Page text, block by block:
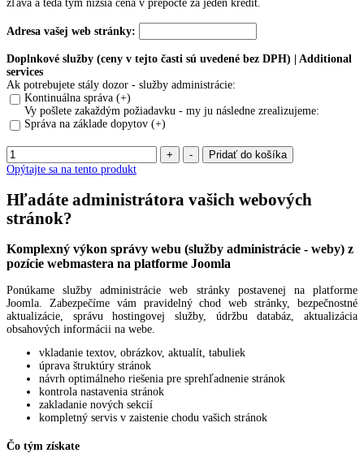
zľava a teda tým nižšia cena v prepočte za jeden kredit.
Adresa vašej web stránky:
Doplnkové služby (ceny v tejto časti sú uvedené bez DPH) | Additional
services
Ak potrebujete stály dozor - služby administrácie:
Kontinuálna správa (+)
Vy pošlete zakaždým požiadavku - my ju následne zrealizujeme:
Správa na základe dopytov (+)
Opýtajte sa na tento produkt
Hľadáte administrátora vašich webových
stránok?
Komplexný výkon správy webu (služby administrácie - weby) z
pozície webmastera na platforme Joomla
Ponúkame služby administrácie web stránky postavenej na platforme
Joomla. Zabezpečíme vám pravidelný chod web stránky, bezpečnostné
aktualizácie, správu hostingovej služby, údržbu databáz, aktualizácia
obsahových informácii na webe.
vkladanie textov, obrázkov, aktualít, tabuliek
úprava štruktúry stránok
návrh optimálneho riešenia pre sprehľadnenie stránok
kontrola nastavenia stránok
zakladanie nových sekcií
kompletný servis v zaistenie chodu vašich stránok
Čo tým získate